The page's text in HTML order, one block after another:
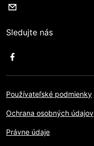
Sledujte nás
Používateľské podmienky
Ochrana osobných údajov
Právne údaje